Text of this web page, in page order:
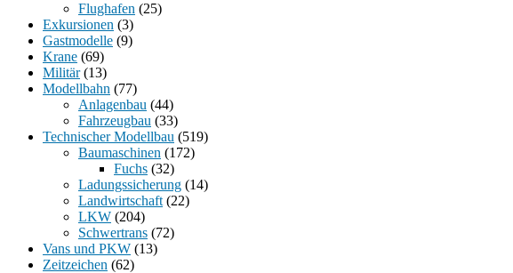
Flughafen (25)
Exkursionen (3)
Gastmodelle (9)
Krane (69)
Militär(13)
Modellbahn (77)
Anlagenbau (44)
Fahrzeugbau (33)
Technischer Modellbau (519)
Baumaschinen (172)
Fuchs (32)
Ladungssicherung (14)
Landwirtschaft (22)
LKW (204)
Schwertrans (72)
Vans und PKW (13)
Zeitzeichen (62)